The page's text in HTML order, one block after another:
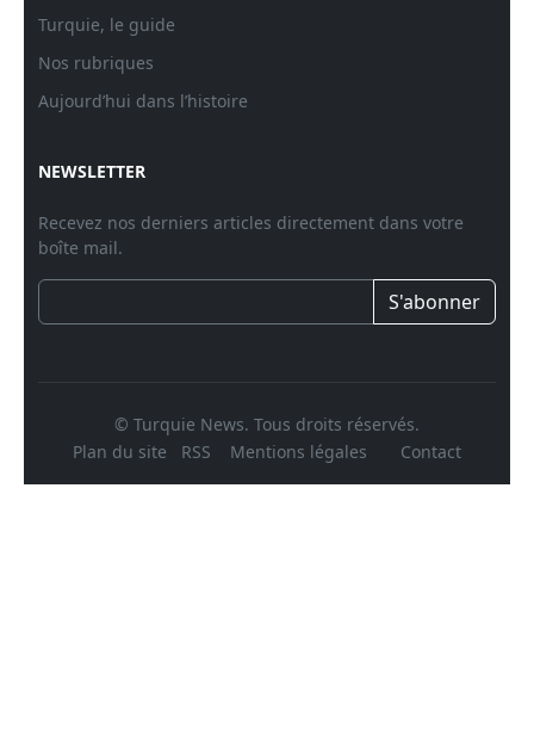
Turquie, le guide
Nos rubriques
Aujourd’hui dans l’histoire
NEWSLETTER
Recevez nos derniers articles directement dans votre
boîte mail.
S'abonner
© Turquie News. Tous droits réservés.
Plan du site
RSS Mentions légales Contact